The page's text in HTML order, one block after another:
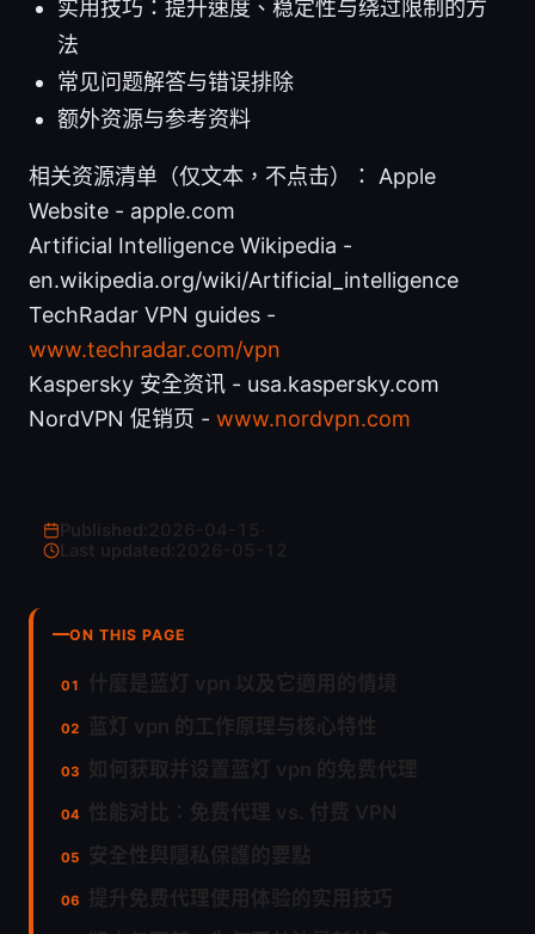
实用技巧：提升速度、稳定性与绕过限制的方
法
常见问题解答与错误排除
额外资源与参考资料
相关资源清单（仅文本，不点击）： Apple
Website - apple.com
Artificial Intelligence Wikipedia -
en.wikipedia.org/wiki/Artificial_intelligence
TechRadar VPN guides -
www.techradar.com/vpn
Kaspersky 安全资讯 - usa.kaspersky.com
NordVPN 促销页 - www.nordvpn.com
Last updated:
ON THIS PAGE